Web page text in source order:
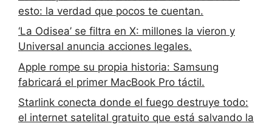
esto: la verdad que pocos te cuentan.
‘La Odisea’ se filtra en X: millones la vieron y
Universal anuncia acciones legales.
Apple rompe su propia historia: Samsung
fabricará el primer MacBook Pro táctil.
Starlink conecta donde el fuego destruye todo:
el internet satelital gratuito que está salvando la